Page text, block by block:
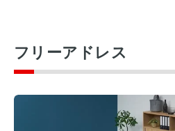
フリーアドレス